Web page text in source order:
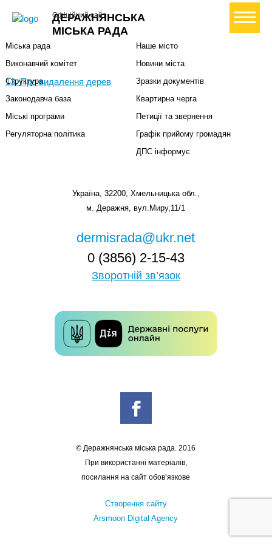
ДЕРАЖНЯНСЬКА
МІСЬКА РАДА
Офіційний сайт+ Створити петицію
13. Про видалення дерев
Міський голова
Міська рада
Виконавчий комітет
Структура
Законодавча база
Міські програми
Регуляторна політика
Наше місто
Новини міста
Зразки документів
Квартирна черга
Петиції та звернення
Графік прийому громадян
ДПС інформує
Україна, 32200, Хмельницька обл.,
м. Деражня, вул.Миру,11/1
dermisrada@ukr.net
0 (3856) 2-15-43
Зворотній зв’язок
© Деражнянська міська рада. 2016
При використанні матеріалів,
посилання на сайт обов’язкове
Створення сайту
Arsmoon Digital Agency